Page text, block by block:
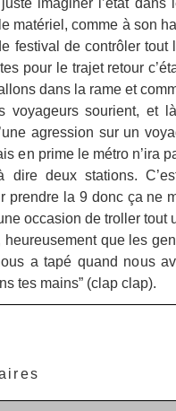
matériel, comme à son
festival de contrôler
pour le trajet retour
dans la rame et
voyageurs sourient, et
agression sur un
en prime le métro n’ira
dire deux stations.
prendre la 9 donc ça ne
occasion de troller tout
que les
a tapé quand nous
tes mains” (clap clap).